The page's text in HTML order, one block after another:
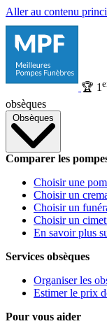
Aller au contenu
🏆 1
obsèques
Obsèques
Comparer les
Choisir une
Choisir un
Choisir un
Choisir un
En savoir plus
Services obsèques
Organiser les
Estimer le prix
Pour vous aider